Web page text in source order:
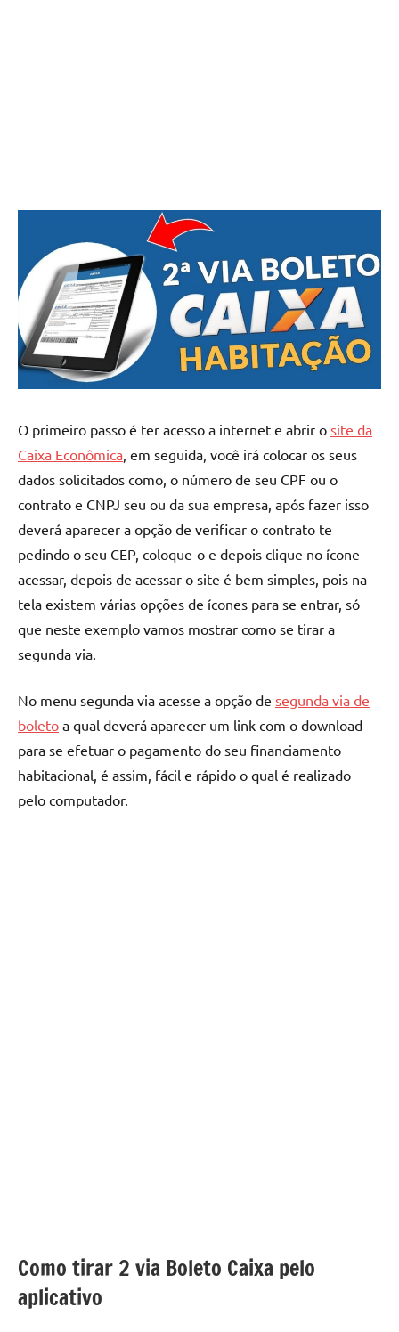
O primeiro passo é ter acesso a internet e abrir o site da
Caixa Econômica , em seguida, você irá colocar os seus
dados solicitados como, o número de seu CPF ou o
contrato e CNPJ seu ou da sua empresa, após fazer isso
deverá aparecer a opção de verificar o contrato te
pedindo o seu CEP, coloque-o e depois clique no ícone
acessar, depois de acessar o site é bem simples, pois na
tela existem várias opções de ícones para se entrar, só
que neste exemplo vamos mostrar como se tirar a
segunda via.
No menu segunda via acesse a opção de segunda via de
boleto a qual deverá aparecer um link com o download
para se efetuar o pagamento do seu financiamento
habitacional, é assim, fácil e rápido o qual é realizado
pelo computador.
Como tirar 2 via Boleto Caixa pelo
aplicativo